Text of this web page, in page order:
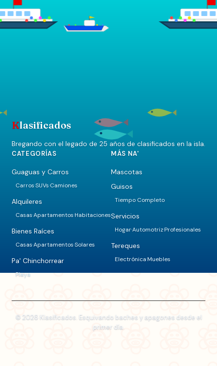
Klasificados
Bregando con el legado de 25 años de clasificados en la isla.
CATEGORÍAS
Guaguas y Carros
Carros·SUVs·Camiones
Alquileres
Casas·Apartamentos·Habitaciones
Bienes Raíces
Casas·Apartamentos·Solares
Pa' Chinchorrear
Playa
MÁS NA'
Mascotas
Guisos
Tiempo Completo
Servicios
Hogar·Automotriz·Profesionales
Tereques
Electrónica·Muebles
© 2026 Klasificados. Esquivando baches y apagones desde el
primer día.